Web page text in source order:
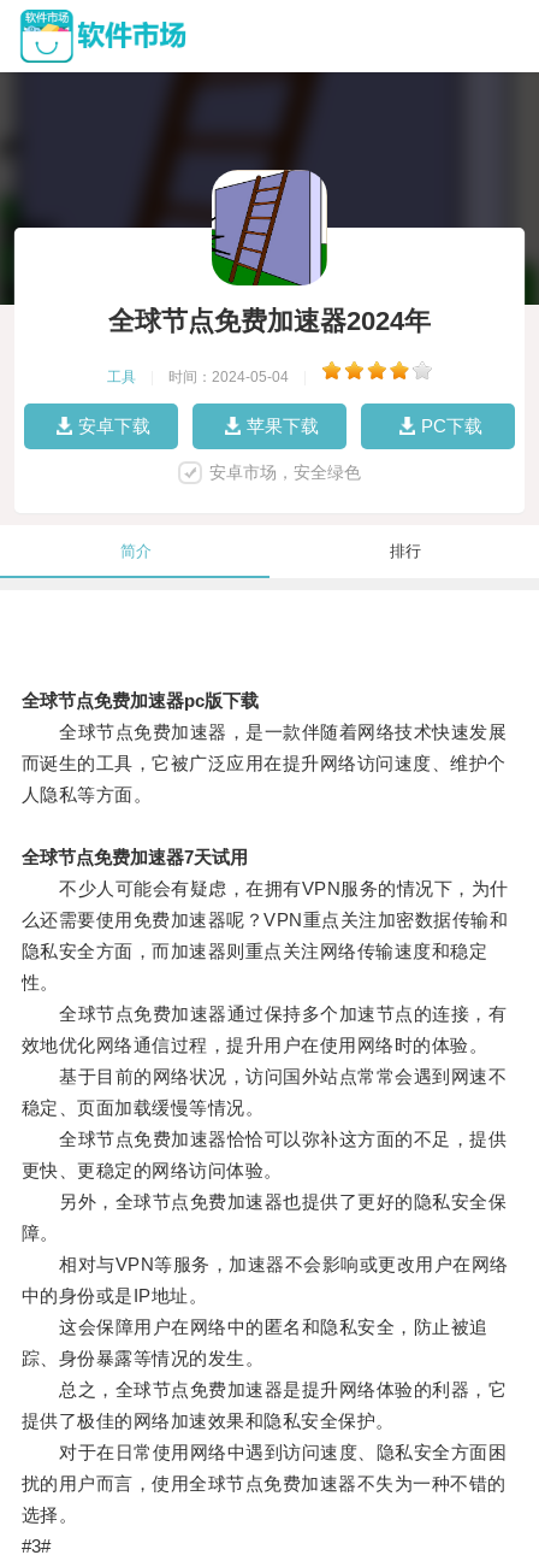
全球节点免费加速器2024年
工具 时间：2024-05-04
安卓下载 苹果下载 PC下载
安卓市场，安全绿色
简介 排行
全球节点免费加速器pc版下载
全球节点免费加速器，是一款伴随着网络技术快速发展
而诞生的工具，它被广泛应用在提升网络访问速度、维护个
人隐私等方面。
全球节点免费加速器7天试用
不少人可能会有疑虑，在拥有VPN服务的情况下，为什
么还需要使用免费加速器呢？VPN重点关注加密数据传输和
隐私安全方面，而加速器则重点关注网络传输速度和稳定
性。
全球节点免费加速器通过保持多个加速节点的连接，有
效地优化网络通信过程，提升用户在使用网络时的体验。
基于目前的网络状况，访问国外站点常常会遇到网速不
稳定、页面加载缓慢等情况。
全球节点免费加速器恰恰可以弥补这方面的不足，提供
更快、更稳定的网络访问体验。
另外，全球节点免费加速器也提供了更好的隐私安全保
障。
相对与VPN等服务，加速器不会影响或更改用户在网络
中的身份或是IP地址。
这会保障用户在网络中的匿名和隐私安全，防止被追
踪、身份暴露等情况的发生。
总之，全球节点免费加速器是提升网络体验的利器，它
提供了极佳的网络加速效果和隐私安全保护。
对于在日常使用网络中遇到访问速度、隐私安全方面困
扰的用户而言，使用全球节点免费加速器不失为一种不错的
选择。
#3#